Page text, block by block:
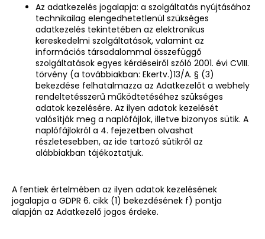
Az adatkezelés jogalapja: a szolgáltatás nyújtásához
technikailag elengedhetetlenül szükséges
adatkezelés tekintetében az elektronikus
kereskedelmi szolgáltatások, valamint az
információs társadalommal összefüggő
szolgáltatások egyes kérdéseiről szóló 2001. évi CVIII.
törvény (a továbbiakban: Ekertv.)13/A. § (3)
bekezdése felhatalmazza az Adatkezelőt a webhely
rendeltetésszerű működtetéséhez szükséges
adatok kezelésére. Az ilyen adatok kezelését
valósítják meg a naplófájlok, illetve bizonyos sütik. A
naplófájlokról a 4. fejezetben olvashat
részletesebben, az ide tartozó sütikről az
alábbiakban tájékoztatjuk.
A fentiek értelmében az ilyen adatok kezelésének
jogalapja a GDPR 6. cikk (1) bekezdésének f) pontja
alapján az Adatkezelő jogos érdeke.